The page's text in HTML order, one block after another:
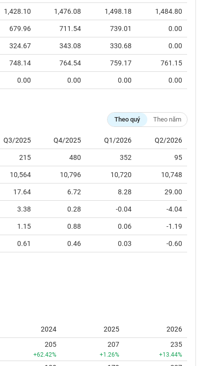
1,428.10 1,476.08 1,498.18 1,484.80
679.96 711.54 739.01 0.00
324.67 343.08 330.68 0.00
748.14 764.54 759.17 761.15
0.00 0.00 0.00 0.00
Theo quý Theo năm
Q3/2025 Q4/2025 Q1/2026 Q2/2026
215 480 352 95
10,564 10,796 10,720 10,748
17.64 6.72 8.28 29.00
3.38 0.28 -0.04 -4.04
1.15 0.88 0.06 -1.19
0.61 0.46 0.03 -0.60
2024 2025
2026
205
+62.42%
207
+1.26%
235
+13.44%